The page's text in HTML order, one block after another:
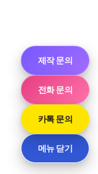
제작 문의
전화 문의
카톡 문의
메뉴 닫기